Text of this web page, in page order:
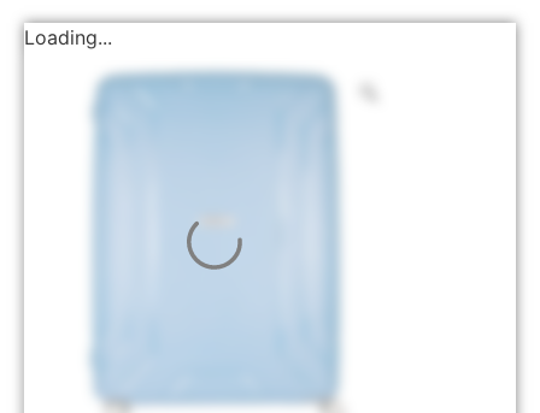
Loading...